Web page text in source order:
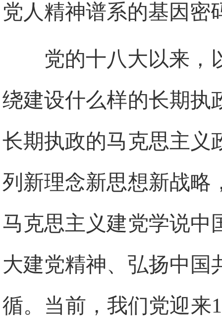
党人精神谱系的基因密
党的十八大以来，
绕建设什么样的长期执
长期执政的马克思主义
列新理念新思想新战略
马克思主义建党学说中
大建党精神、弘扬中国
循。当前，我们党迎来